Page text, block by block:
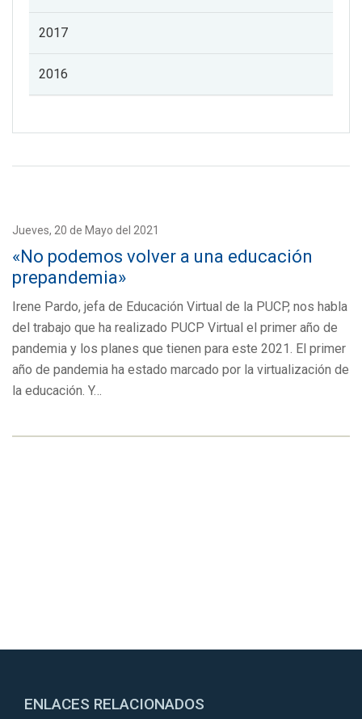
2017
2016
Jueves, 20 de Mayo del 2021
«No podemos volver a una educación
prepandemia»
Irene Pardo, jefa de Educación Virtual de la PUCP, nos habla
del trabajo que ha realizado PUCP Virtual el primer año de
pandemia y los planes que tienen para este 2021. El primer
año de pandemia ha estado marcado por la virtualización de
la educación. Y…
ENLACES RELACIONADOS